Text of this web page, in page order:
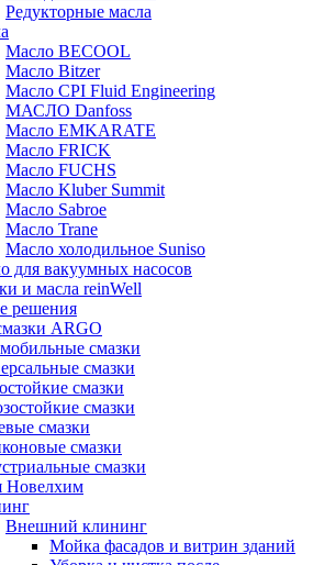
Редукторные масла
Масло BECOOL
Масло Bitzer
Масло CPI Fluid Engineering
МАСЛО Danfoss
Масло EMKARATE
Масло FRICK
Масло FUCHS
Масло Kluber Summit
Масло Sabroe
Масло Trane
Масло холодильное Suniso
для вакуумных насосов
и масла reinWell
решения
ARGO
смазки
смазки
смазки
смазки
смазки
смазки
смазки
Новелхим
Внешний клининг
Мойка фасадов и витрин зданий